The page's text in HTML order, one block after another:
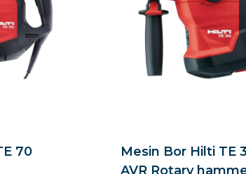
70
Mesin Bor Hilti TE
AVR Rotary